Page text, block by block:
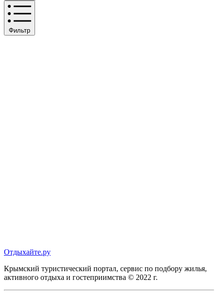
Фильтр
Отдыхайте.ру
Крымский туристический портал, сервис по подбору жилья,
активного отдыха и гостеприимства © 2022 г.